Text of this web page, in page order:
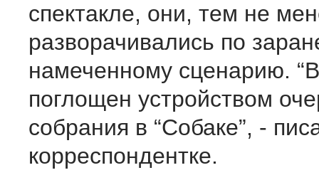
спектакле, они, тем не
разворачивались по
намеченному сценарию.
поглощен устройством
собрания в “Собаке”, -
корреспондентке.